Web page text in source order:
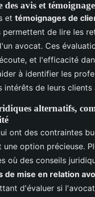
des avis et
et témoignages de
permettent de lire les
avocat. Ces
et l'efficacité
à identifier les
intérêts de leurs clients
alternatifs,
ont des contraintes
une option précieuse.
où des conseils
de mise en relation
d'évaluer si